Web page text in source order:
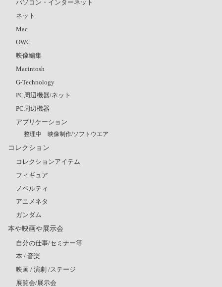
パソコン・インターネット
ネット
Mac
OWC
映像編集
Macintosh
G-Technology
PC周辺機器/ネット
PC周辺機器
アプリケーション
整理中 映像制作/ソフトウエア
コレクション
コレクションアイテム
フィギュア
ノベルティ
アニメネタ
ガンダム
本や映画や展示会
自分の仕事/セミナー等
本 / 音楽
映画 / 演劇 /ステージ
展覧会/展示会